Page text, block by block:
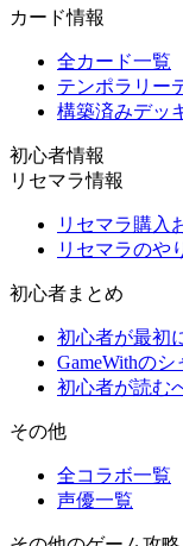
カード情報
全カード一覧
テンポラリー
構築済みデッ
初心者情報
リセマラ情報
リセマラ購入
リセマラのや
初心者まとめ
初心者が最初
GameWithの
初心者が読む
その他
全コラボ一覧
声優一覧